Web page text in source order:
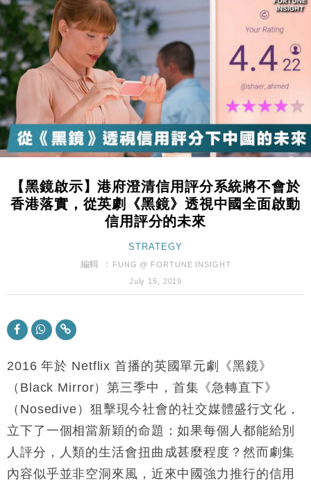
16:05
財經｜日經失守6.5萬點後回穩 全周仍升近2%
15:47
財經｜恒隆10月換帥 玩具「反」斗城亞洲CEO蔡德
粦接任
15:11
財經｜韓股反覆波動收跌 連挫7周創逾3年最長跌勢
13:44
財經｜內地7月美元計價出口增近24%勝預期 貿易順
差達1125億美元
12:44
財經｜日本春季三度入市撐日圓 4月單日斥6.28萬億
11:12
國際｜特朗普料美伊戰事快結束 承認部分彈藥庫存緊
張
財經｜SA售股自救後再出手 斥4億美元押注未上市公
財經｜華僑銀行上半年淨利創新高 中期息增15%至
財經｜滙豐上調香港今年GDP預測至4.5% 看好貿易
16:47
本地｜假冒內地執法人員要求交「保證金」 43歲女子
16:05
財經｜日經失守6.5萬點後回穩 全周仍升近2%
15:47
財經｜恒隆10月換帥 玩具「反」斗城亞洲CEO蔡德
粦接任
15:11
財經｜韓股反覆波動收跌 連挫7周創逾3年最長跌勢
13:44
財經｜內地7月美元計價出口增近24%勝預期 貿易順
【黑鏡啟示】港府澄清信用評分系統將不會於
香港落實，從英劇《黑鏡》透視中國全面啟動
信用評分的未來
STRATEGY
編輯 ：
FUNG @ FORTUNE INSIGHT
July 15, 2019
2016 年於 Netflix 首播的英國單元劇《黑鏡》
（Black Mirror）第三季中，首集《急轉直下》
（Nosedive）狙擊現今社會的社交媒體盛行文化，
立下了一個相當新穎的命題：如果每個人都能給別
人評分，人類的生活會扭曲成甚麼程度？然而劇集
內容似乎並非空洞來風，近來中國強力推行的信用